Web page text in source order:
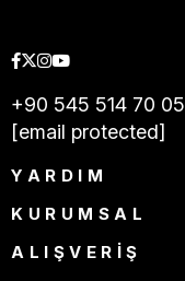
+90 545 514 70 05
[email protected]
YARDIM
KURUMSAL
ALIŞVERİŞ